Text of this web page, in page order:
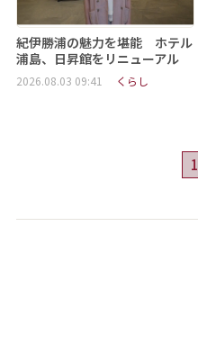
紀伊勝浦の魅力を堪能 ホテル
浦島、日昇館をリニューアル
2026.08.03 09:41 くらし
1